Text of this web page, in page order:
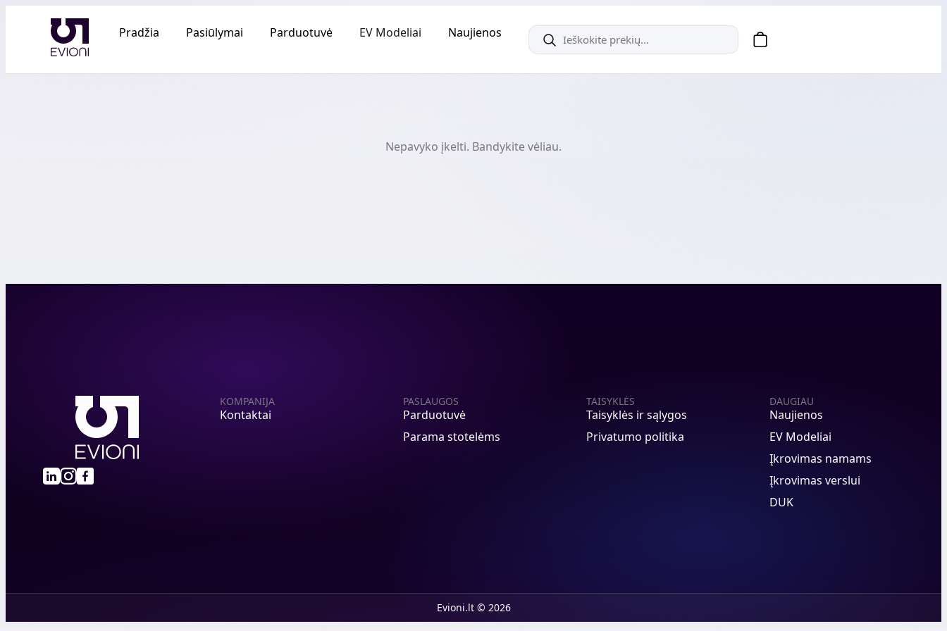
Pradžia Pasiūlymai Parduotuvė EV Modeliai Naujienos
Nepavyko įkelti. Bandykite vėliau.
KOMPANIJA
Kontaktai
PASLAUGOS
Parduotuvė
Parama stotelėms
TAISYKLĖS
Taisyklės ir sąlygos
Privatumo politika
DAUGIAU
Naujienos
EV Modeliai
Įkrovimas namams
Įkrovimas verslui
DUK
Evioni.lt © 2026